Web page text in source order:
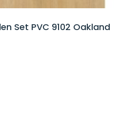
Set PVC 9102 Oakland